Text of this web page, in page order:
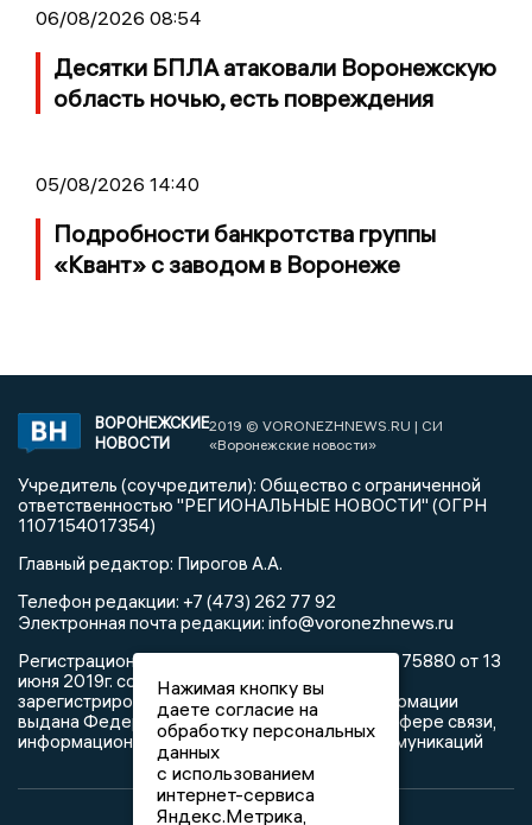
06/08/2026 08:54
Десятки БПЛА атаковали Воронежскую
область ночью, есть повреждения
05/08/2026 14:40
Подробности банкротства группы
«Квант» с заводом в Воронеже
ВОРОНЕЖСКИЕ
НОВОСТИ
2019 © VORONEZHNEWS.RU | СИ
«Воронежские новости»
Учредитель (соучредители): Общество с ограниченной
ответственностью "РЕГИОНАЛЬНЫЕ НОВОСТИ" (ОГРН
1107154017354)
Главный редактор: Пирогов А.А.
Телефон редакции: +7 (473) 262 77 92
Электронная почта редакции: info@voronezhnews.ru
Регистрационный номер: серия Эл № ФС 77 - 75880 от 13
июня 2019г. согласно выписке из реестра
зарегистрированных средств массовой информации
выдана Федеральной службой по надзору в сфере связи,
информационных технологий и массовых коммуникаций
Нажимая кнопку вы
даете согласие на
обработку персональных
данных
с использованием
интернет-сервиса
Яндекс.Метрика,